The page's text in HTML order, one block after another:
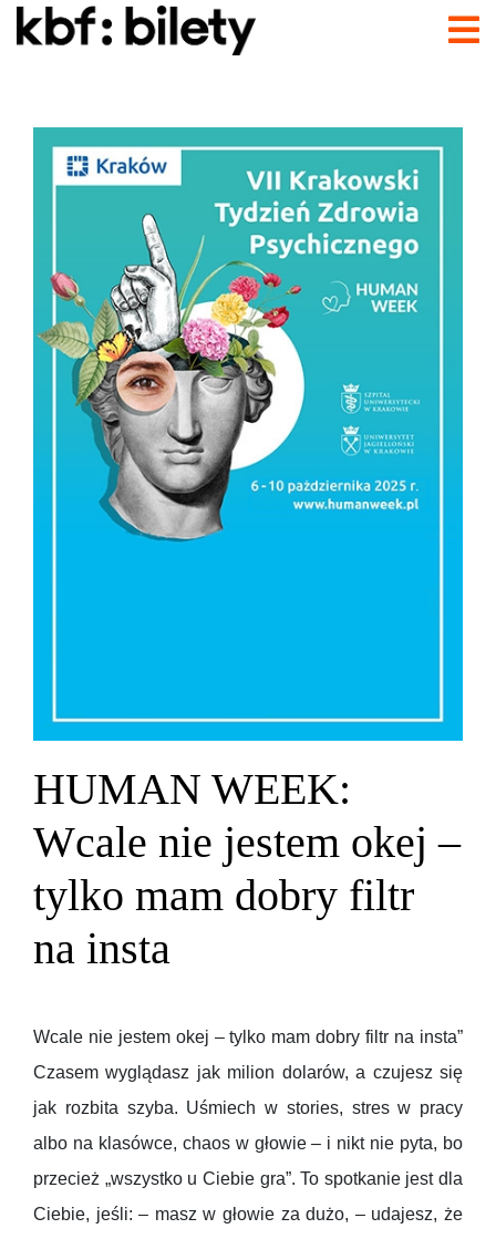
HUMAN WEEK:
Wcale nie jestem okej –
tylko mam dobry filtr
na insta
Wcale nie jestem okej – tylko mam dobry filtr na insta”
Czasem wyglądasz jak milion dolarów, a czujesz się
jak rozbita szyba. Uśmiech w stories, stres w pracy
albo na klasówce, chaos w głowie – i nikt nie pyta, bo
przecież „wszystko u Ciebie gra”. To spotkanie jest dla
Ciebie, jeśli: – masz w głowie za dużo, – udajesz, że